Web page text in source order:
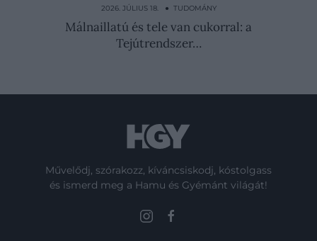
túlmelegedést…
2026. JÚLIUS 18. ● TUDOMÁNY
Málnaillatú és tele van cukorral: a
Tejútrendszer…
Művelődj, szórakozz, kíváncsiskodj, kóstolgass
és ismerd meg a Hamu és Gyémánt világát!